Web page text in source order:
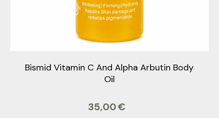
Bismid Vitamin C And Alpha Arbutin Body
Oil
35,00€